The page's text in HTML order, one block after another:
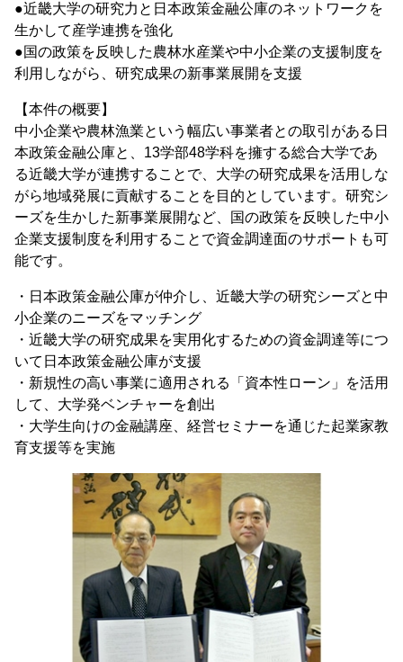
●近畿大学の研究力と日本政策金融公庫のネットワークを
生かして産学連携を強化
●国の政策を反映した農林水産業や中小企業の支援制度を
利用しながら、研究成果の新事業展開を支援
【本件の概要】
中小企業や農林漁業という幅広い事業者との取引がある日
本政策金融公庫と、13学部48学科を擁する総合大学であ
る近畿大学が連携することで、大学の研究成果を活用しな
がら地域発展に貢献することを目的としています。研究シ
ーズを生かした新事業展開など、国の政策を反映した中小
企業支援制度を利用することで資金調達面のサポートも可
能です。
・日本政策金融公庫が仲介し、近畿大学の研究シーズと中
小企業のニーズをマッチング
・近畿大学の研究成果を実用化するための資金調達等につ
いて日本政策金融公庫が支援
・新規性の高い事業に適用される「資本性ローン」を活用
して、大学発ベンチャーを創出
・大学生向けの金融講座、経営セミナーを通じた起業家教
育支援等を実施